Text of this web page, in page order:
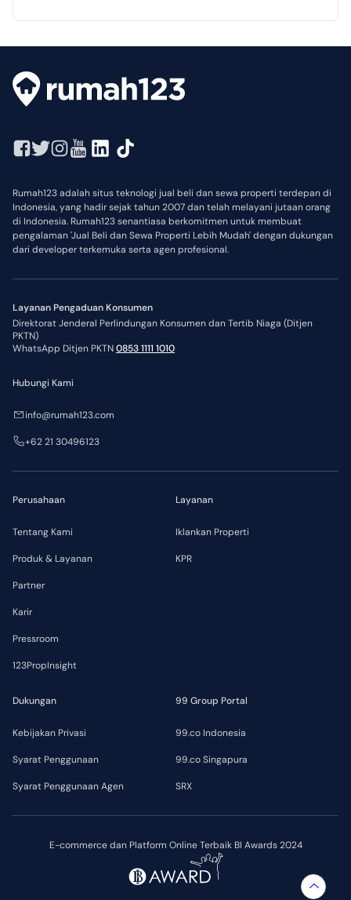
Rumah123 adalah situs teknologi jual beli dan sewa properti terdepan di
Indonesia, yang hadir sejak tahun 2007 dan telah melayani jutaan orang
di Indonesia. Rumah123 senantiasa berkomitmen untuk membuat
pengalaman 'Jual Beli dan Sewa Properti Lebih Mudah' dengan dukungan
dari developer terkemuka serta agen profesional.
Layanan Pengaduan Konsumen
Direktorat Jenderal Perlindungan Konsumen dan Tertib Niaga (Ditjen
PKTN)
WhatsApp Ditjen PKTN0853 1111 1010
E-commerce dan Platform Online Terbaik BI Awards 2024
Perusahaan
Tentang Kami
Produk & Layanan
Partner
Karir
Pressroom
123PropInsight
Layanan
Iklankan Properti
KPR
Dukungan
Kebijakan Privasi
Syarat Penggunaan
Syarat Penggunaan Agen
99 Group Portal
99.co Indonesia
99.co Singapura
SRX
Hubungi Kami
info@rumah123.com
+62 21 30496123